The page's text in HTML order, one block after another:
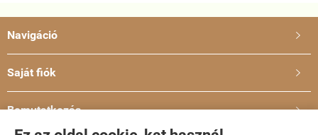
Navigáció 
Saját fiók 
Bemutatkozás 